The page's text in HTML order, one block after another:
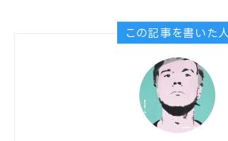
この記事を書いた人